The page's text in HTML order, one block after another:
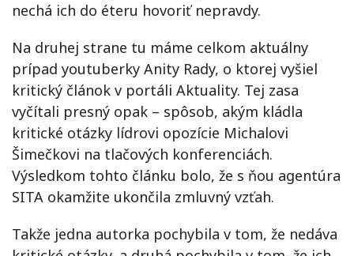
nechá ich do éteru hovoriť nepravdy.
Na druhej strane tu máme celkom aktuálny
prípad youtuberky Anity Rady, o ktorej vyšiel
kritický článok v portáli Aktuality. Tej zasa
vyčítali presný opak – spôsob, akým kládla
kritické otázky lídrovi opozície Michalovi
Šimečkovi na tlačových konferenciách.
Výsledkom tohto článku bolo, že s ňou agentúra
SITA okamžite ukončila zmluvný vzťah.
Takže jedna autorka pochybila v tom, že nedáva